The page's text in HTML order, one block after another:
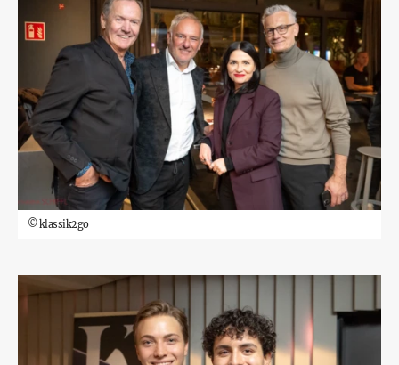
©klassik2go